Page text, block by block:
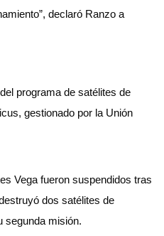
declaró Ranzo a
programa de satélites de
gestionado por la Unión
Vega fueron suspendidos tras
dos satélites de
segunda misión.